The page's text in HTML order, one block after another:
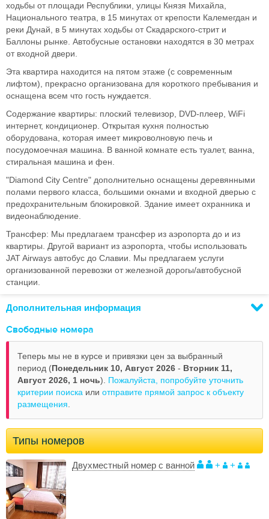
ходьбы от площади Республики, улицы Князя Михайла,
Национального театра, в 15 минутах от крепости Калемегдан и
реки Дунай, в 5 минутах ходьбы от Скадарского-стрит и
Баллоны рынке. Автобусные остановки находятся в 30 метрах
от входной двери.
Эта квартира находится на пятом этаже (с современным
лифтом), прекрасно организована для короткого пребывания и
оснащена всем что гость нуждается.
Содержание квартиры: плоский телевизор, DVD-плеер, WiFi
интернет, кондиционер. Открытая кухня полностью
оборудована, которая имеет микроволновую печь и
посудомоечная машина. В ванной комнате есть туалет, ванна,
стиральная машина и фен.
"Diamond City Centre" дополнительно оснащены деревянными
полами первого класса, большими окнами и входной дверью с
предохранительным блокировкой. Здание имеет охранника и
видеонаблюдение.
Трансфер: Мы предлагаем трансфер из аэропорта до и из
квартиры. Другой вариант из аэропорта, чтобы использовать
JAT Airways автобус до Славии. Мы предлагаем услуги
организованной перевозки от железной дорогы/автобусной
станции.
Дополнительная информация
Свободные номера
Теперь мы не в курсе и привязки цен за выбранный
период (Понедельник 10, Август 2026 - Вторник 11,
Август 2026, 1 ночь). Пожалуйста, попробуйте уточнить
критерии поиска или отправите прямой запрос к объекту
размещения.
Типы номеров
Двухместный номер с ванной + +